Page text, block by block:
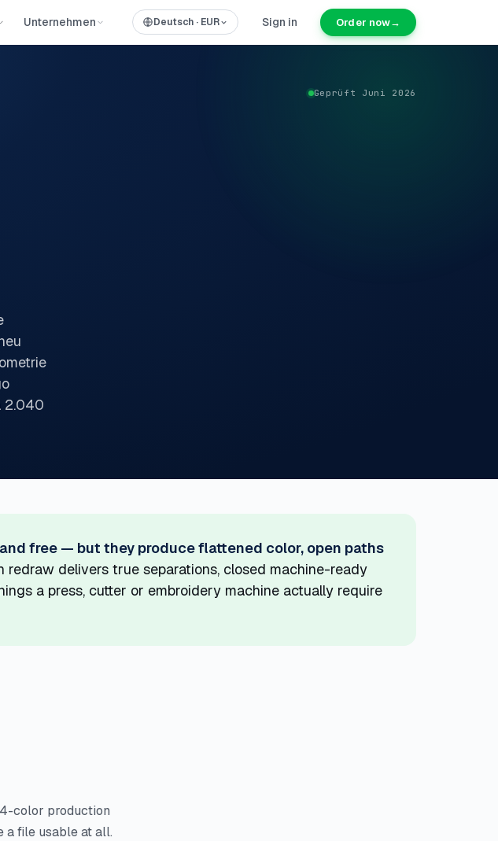
Unternehmen Deutsch · EUR Sign in Order now→
Geprüft Juni 2026
2.040
free — but they produce flattened color, open paths
redraw delivers true separations, closed machine-ready
a press, cutter or embroidery machine actually require
color production
a file usable at all.